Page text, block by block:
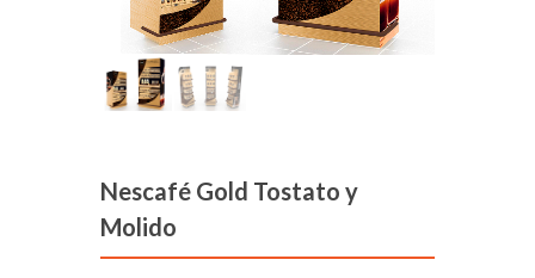
Nescafé Gold Tostato y
Molido